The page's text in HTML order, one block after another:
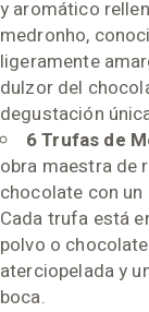
y aromático
medronho,
ligeramente
dulzor del
degustación
6 Trufas de
obra maestra de
chocolate con
Cada trufa está
polvo o
aterciopelada y
boca.